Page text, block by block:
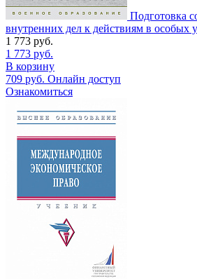
Подготовка
внутренних дел к действиям в особых
1 773 руб.
1 773 руб.
В корзину
709 руб. Онлайн доступ
Ознакомиться